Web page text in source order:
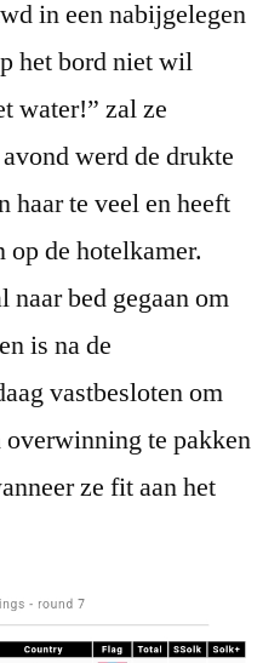
in een nabijgelegen
het bord niet wil
water!” zal ze
werd de drukte
haar te veel en heeft
de hotelkamer.
naar bed gegaan om
is na de
vastbesloten om
overwinning te pakken
ze fit aan het